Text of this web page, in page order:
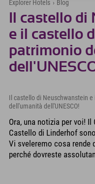
Explorer Hotels › Blog
Il castello
e il castello
patrimonio
Il castello di Neuschwanstein
dell'umanità dell'UNESCO!
Ora, una notizia per voi!
Castello di Linderhof
Vi sveleremo cosa
perché dovreste